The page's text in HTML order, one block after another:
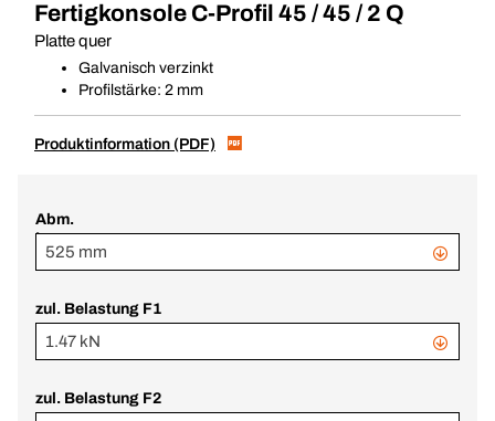
Fertigkonsole C-Profil 45 / 45 / 2 Q
Platte quer
Galvanisch verzinkt
Profilstärke: 2 mm
Produktinformation (PDF)
Abm.
L
525 mm
zul. Belastung F1
1.47 kN
zul. Belastung F2